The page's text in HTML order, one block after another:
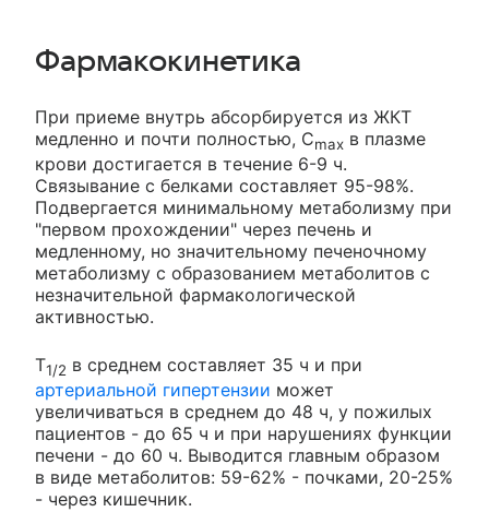
Фармакокинетика
При приеме внутрь абсорбируется из ЖКТ
медленно и почти полностью, Cmax в плазме
крови достигается в течение 6-9 ч.
Связывание с белками составляет 95-98%.
Подвергается минимальному метаболизму при
"первом прохождении" через печень и
медленному, но значительному печеночному
метаболизму с образованием метаболитов с
незначительной фармакологической
активностью.
T1/2 в среднем составляет 35 ч и при
артериальной гипертензии может
увеличиваться в среднем до 48 ч, у пожилых
пациентов - до 65 ч и при нарушениях функции
печени - до 60 ч. Выводится главным образом
в виде метаболитов: 59-62% - почками, 20-25%
- через кишечник.